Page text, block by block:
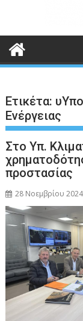
Ετικέτα:
Ενέργειας
Στο Υπ.
προστασίας
28 Νοεμβρίου 2024